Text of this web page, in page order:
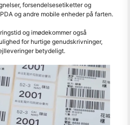
forsendelsesetiketter og
og andre mobile enheder på farten.
og imødekommer også
for hurtige genudskrivninger,
betydeligt.